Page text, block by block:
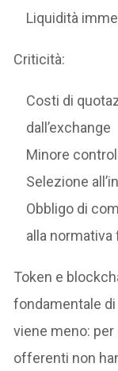
Liquidità
Criticità:
Costi di
dall’exchange
Minore
Selezione
Obbligo di
alla normativa
Token e
fondamentale
viene meno:
offerenti non